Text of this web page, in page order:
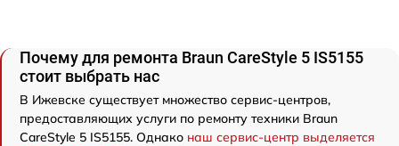
Почему для ремонта Braun CareStyle 5 IS5155
стоит выбрать нас
В Ижевске существует множество сервис-центров,
предоставляющих услуги по ремонту техники Braun
CareStyle 5 IS5155. Однако наш сервис-центр выделяется